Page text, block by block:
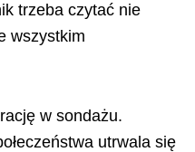
trzeba czytać nie
wszystkim
w sondażu.
utrwala się